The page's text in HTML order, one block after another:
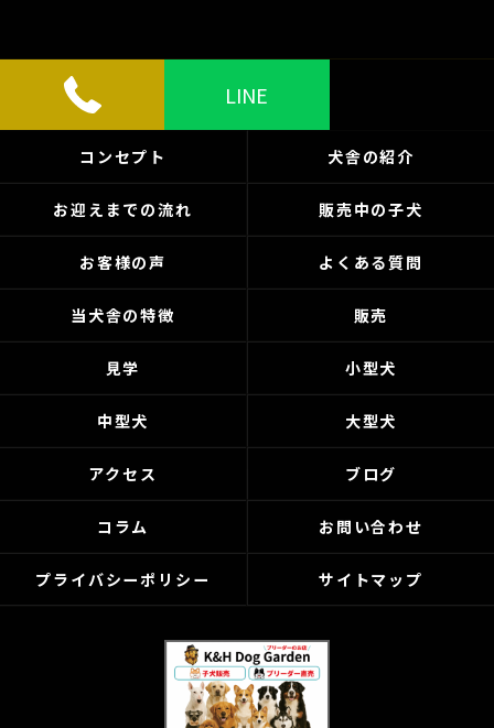
LINE
コンセプト 犬舎の紹介
お迎えまでの流れ 販売中の子犬
お客様の声 よくある質問
当犬舎の特徴 販売
見学 小型犬
中型犬 大型犬
アクセス ブログ
コラム お問い合わせ
プライバシーポリシー サイトマップ